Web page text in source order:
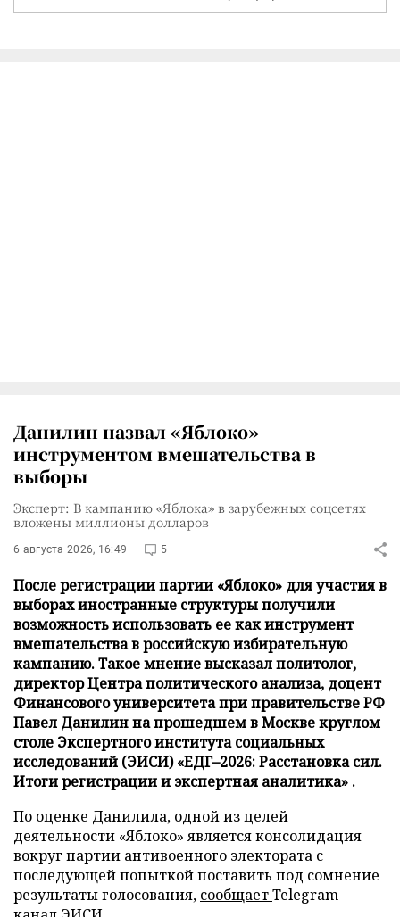
Данилин назвал «Яблоко»
инструментом вмешательства в
выборы
Эксперт: В кампанию «Яблока» в зарубежных соцсетях
вложены миллионы долларов
6 августа 2026, 16:49 5
После регистрации партии «Яблоко» для участия в
выборах иностранные структуры получили
возможность использовать ее как инструмент
вмешательства в российскую избирательную
кампанию. Такое мнение высказал политолог,
директор Центра политического анализа, доцент
Финансового университета при правительстве РФ
Павел Данилин на прошедшем в Москве круглом
столе Экспертного института социальных
исследований (ЭИСИ) «ЕДГ–2026: Расстановка сил.
Итоги регистрации и экспертная аналитика» .
По оценке Данилила, одной из целей
деятельности «Яблоко» является консолидация
вокруг партии антивоенного электората с
последующей попыткой поставить под сомнение
результаты голосования, сообщаетTelegram-